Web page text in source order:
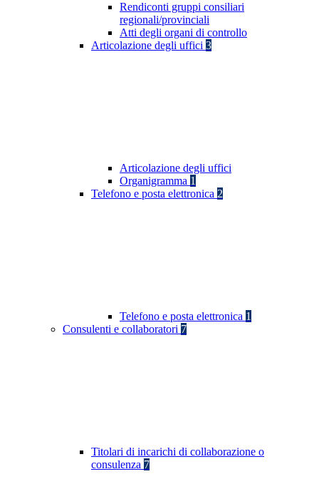
Rendiconti gruppi consiliari
regionali/provinciali
Atti degli organi di controllo
Articolazione degli uffici 3
Articolazione degli uffici
Organigramma 1
Telefono e posta elettronica 2
Telefono e posta elettronica 1
Consulenti e collaboratori 7
Titolari di incarichi di collaborazione o
consulenza 7